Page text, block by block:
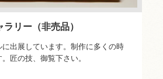
ラリー（非売品）
出展しています。制作に多くの時
匠の技、御覧下さい。